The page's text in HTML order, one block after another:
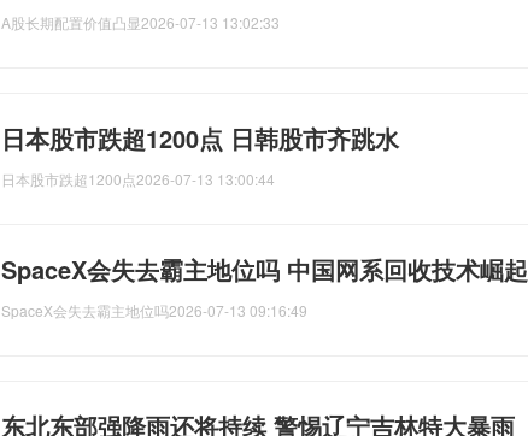
A股长期配置价值凸显2026-07-13 13:02:33
日本股市跌超1200点 日韩股市齐跳水
日本股市跌超1200点2026-07-13 13:00:44
SpaceX会失去霸主地位吗 中国网系回收技术崛起
SpaceX会失去霸主地位吗2026-07-13 09:16:49
东北东部强降雨还将持续 警惕辽宁吉林特大暴雨